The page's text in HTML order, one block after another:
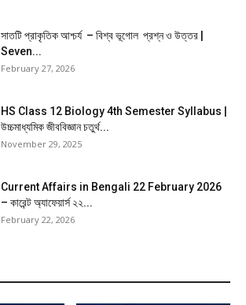
সাতটি প্রাকৃতিক আশ্চর্য – বিশ্ব ভূগোল প্রশ্ন ও উত্তর |
Seven...
February 27, 2026
HS Class 12 Biology 4th Semester Syllabus |
উচ্চমাধ্যমিক জীববিজ্ঞান চতুর্থ...
November 29, 2025
Current Affairs in Bengali 22 February 2026
– কারেন্ট অ্যাফেয়ার্স ২২...
February 22, 2026